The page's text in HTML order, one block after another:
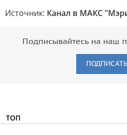
Источник: Канал в МАКС
Подписывайтесь на наш
ТОП